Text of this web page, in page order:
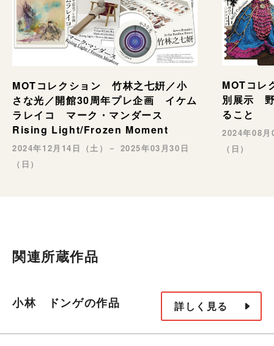
MOTコレクション 竹林之七姸／小
さな光／開館30周年プレ企画 イケム
ラレイコ マーク・マンダース
Rising Light/Frozen Moment
2024年12月14日（土）－ 2025年03月30日
（日）
MOTコレ
別展示
ること
2024年08
（日）
関連所蔵作品
小林 ドンゲの作品 詳しく見る